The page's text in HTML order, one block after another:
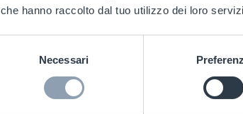
che hanno raccolto dal tuo utilizzo dei loro
Necessari